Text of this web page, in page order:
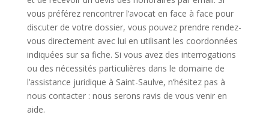
vous préférez rencontrer l’avocat en face à face pour
discuter de votre dossier, vous pouvez prendre rendez-
vous directement avec lui en utilisant les coordonnées
indiquées sur sa fiche. Si vous avez des interrogations
ou des nécessités particulières dans le domaine de
l’assistance juridique à Saint-Saulve, n’hésitez pas à
nous contacter : nous serons ravis de vous venir en
aide.